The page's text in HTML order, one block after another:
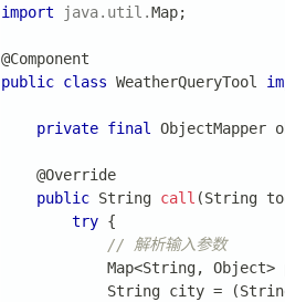
import
java. util .Map;
@Component
public class WeatherQueryTool
private final ObjectMapper
@Override
public String call (String
try {
// 解析输入参数
Map<String, Object>
String city = (